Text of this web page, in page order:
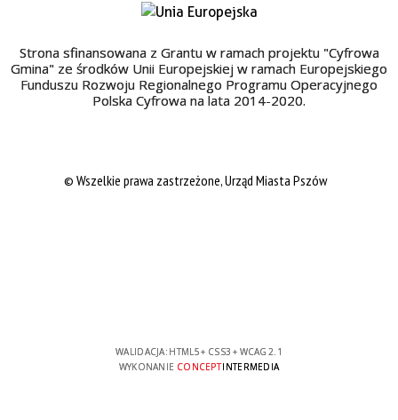
Strona sfinansowana z Grantu w ramach projektu "Cyfrowa
Gmina" ze środków Unii Europejskiej w ramach Europejskiego
Funduszu Rozwoju Regionalnego Programu Operacyjnego
Polska Cyfrowa na lata 2014-2020.
© Wszelkie prawa zastrzeżone, Urząd Miasta Pszów
WALIDACJA: HTML5+ CSS3 + WCAG 2.1
WYKONANIE CONCEPTINTERMEDIA